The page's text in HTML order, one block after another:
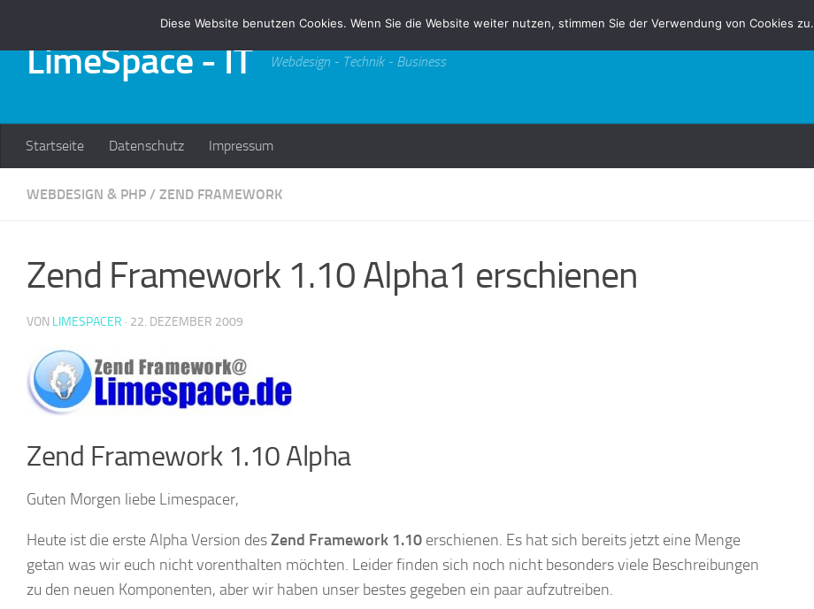
LimeSpace - IT Webdesign - Technik - Business
Startseite Datenschutz Impressum
WEBDESIGN & PHP / ZEND FRAMEWORK
Zend Framework 1.10 Alpha1 erschienen
VON LIMESPACER · 22. DEZEMBER 2009
Zend Framework 1.10 Alpha
Guten Morgen liebe Limespacer,
Heute ist die erste Alpha Version desZend Framework 1.10 erschienen. Es hat sich bereits jetzt eine Menge
getan was wir euch nicht vorenthalten möchten. Leider finden sich noch nicht besonders viele Beschreibungen
zu den neuen Komponenten, aber wir haben unser bestes gegeben ein paar aufzutreiben.
Diese Website benutzen Cookies. Wenn Sie die Website weiter nutzen, stimmen Sie der Verwendung von Cookies zu.